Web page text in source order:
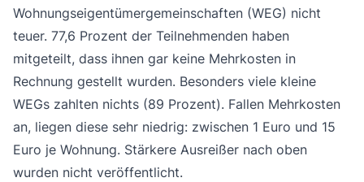
Wohnungseigentümergemeinschaften (WEG) nicht
teuer. 77,6 Prozent der Teilnehmenden haben
mitgeteilt, dass ihnen gar keine Mehrkosten in
Rechnung gestellt wurden. Besonders viele kleine
WEGs zahlten nichts (89 Prozent). Fallen Mehrkosten
an, liegen diese sehr niedrig: zwischen 1 Euro und 15
Euro je Wohnung. Stärkere Ausreißer nach oben
wurden nicht veröffentlicht.